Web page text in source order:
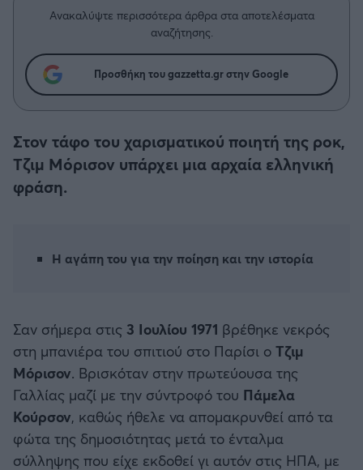
Άρης
Λεβαδειακός
ΟΦΗ
Βόλος
Παναιτωλικός
Καλαμάτα
Ηρακλής
Μπαρτσελόνα
Συνεντεύξεις
Μια Ιστορία από την Πόλη
Ανακαλύψτε περισσότερα άρθρα στα αποτελέσματα
αναζήτησης.
Προσθήκη του gazzetta.gr στην Google
Στον τάφο του χαρισματικού ποιητή της ροκ,
Τζιμ Μόρισον υπάρχει μια αρχαία ελληνική
φράση.
Η αγάπη του για την ποίηση και την ιστορία
Σαν σήμερα στις 3 Ιουλίου 1971 βρέθηκε νεκρός
στη μπανιέρα του σπιτιού στο Παρίσι ο Τζιμ
Μόρισον. Βρισκόταν στην πρωτεύουσα της
Γαλλίας μαζί με την σύντροφό του Πάμελα
Κούρσον, καθώς ήθελε να απομακρυνθεί από τα
φώτα της δημοσιότητας μετά το ένταλμα
σύλληψης που είχε εκδοθεί γι αυτόν στις ΗΠΑ, με